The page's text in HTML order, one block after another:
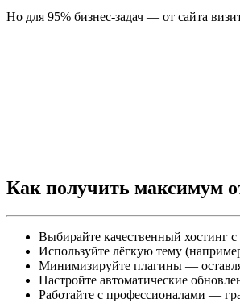
Но для 95% бизнес-задач — от сайта
Как получить максимум
Выбирайте качественный хостинг
Используйте лёгкую тему
Минимизируйте плагины —
Настройте автоматические
Работайте с профессионалами —